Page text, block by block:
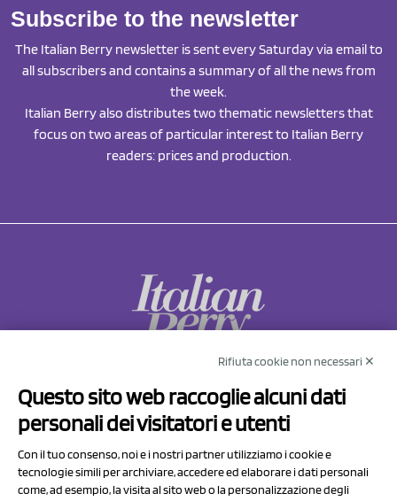
Subscribe to the newsletter
The Italian Berry newsletter is sent every Saturday via email to
all subscribers and contains a summary of all the news from
the week.
Italian Berry also distributes two thematic newsletters that
focus on two areas of particular interest to Italian Berry
readers: prices and production.
Via Prov.le Sassuolo Vignola 315/1
41057 Spilamberto (MO)
Rifiuta cookie non necessari ✕
Questo sito web raccoglie alcuni dati
personali dei visitatori e utenti
Con il tuo consenso, noi e i nostri partner utilizziamo i cookie e
tecnologie simili per archiviare, accedere ed elaborare i dati personali
come, ad esempio, la visita al sito web o la personalizzazione degli